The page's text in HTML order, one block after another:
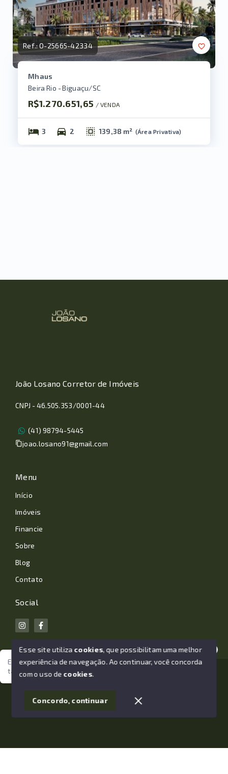
Ref.:O-25665-42334
Mhaus
Beira Rio - Biguaçu/SC
R$1.270.651,65 / VENDA
3 2 139,38 m² (Área Privativa)
Estamos aqui para te ajudar. Vamos juntos nessa jornada
tão importante da sua vida?
João Losano Corretor de Imóveis
CNPJ - 46.505.353/0001-44
(41) 98794-5445
joao.losano91@gmail.com
Menu
Início
Imóveis
Financie
Sobre
Blog
Contato
Social
© Copyright 2026 - João Losano Corretor de Imóveis -
SITE PARA IMOBILIARIA
Esse site utiliza cookies, que possibilitam uma melhor
experiência de navegação.Ao continuar, você concorda
com o uso de cookies.
Concordo, continuar